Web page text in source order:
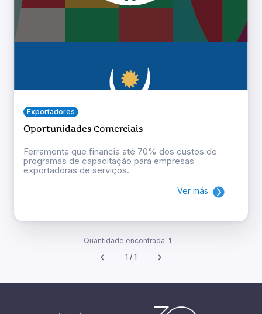
Exportadores
Oportunidades Comerciais
Ferramenta que financia até 70% dos custos de
programas de capacitação para empresas
exportadoras de serviços.
Ver más
Quantidade encontrada: 1
1 / 1